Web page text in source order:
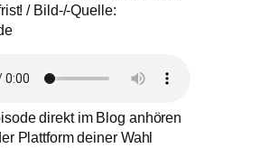
/ Bild-/-Quelle:
direkt im Blog anhören
Plattform deiner Wahl